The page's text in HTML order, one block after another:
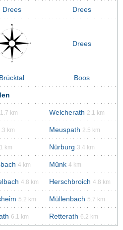
Drees Drees
Drees
Brücktal Boos
1.7 km Welcherath 2.1 km
km Meuspath 2.5 km
km Nürburg 3.4 km
4 km Münk 4 km
4.8 km Herschbroich 4.8 km
5.2 km Müllenbach 5.7 km
6.1 km Retterath 6.2 km